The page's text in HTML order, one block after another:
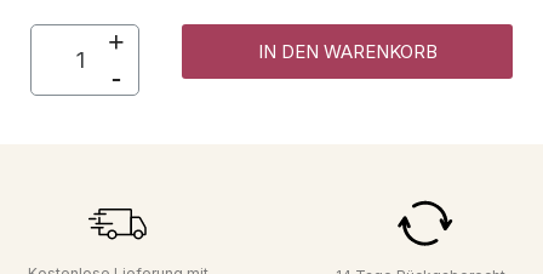
IN DEN WARENKORB